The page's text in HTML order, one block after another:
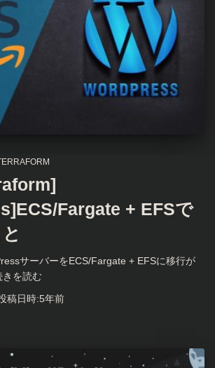
Fargate + EFSで
サーバーをECS/Fargate + EFSに移行が
きを読む
稿日時:5年前